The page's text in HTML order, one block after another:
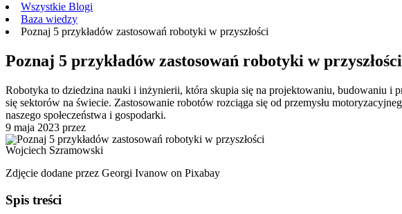
Wszystkie Blogi
Baza wiedzy
Poznaj 5 przykładów zastosowań robotyki w przyszłości
Poznaj 5 przykładów zastosowań robotyki w przyszłości
Robotyka to dziedzina nauki i inżynierii, która skupia się na projektowaniu, budowaniu i
się sektorów na świecie. Zastosowanie robotów rozciąga się od przemysłu
naszego społeczeństwa i gospodarki.
9 maja 2023 przez
Wojciech Szramowski
Zdjęcie dodane przez Georgi Ivanow on Pixabay
Spis treści